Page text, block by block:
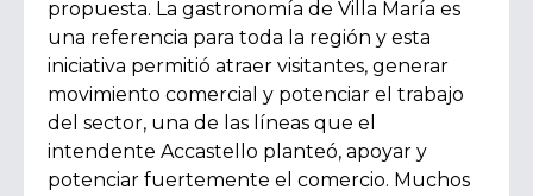
propuesta. La gastronomía de Villa María es
una referencia para toda la región y esta
iniciativa permitió atraer visitantes, generar
movimiento comercial y potenciar el trabajo
del sector, una de las líneas que el
intendente Accastello planteó, apoyar y
potenciar fuertemente el comercio. Muchos